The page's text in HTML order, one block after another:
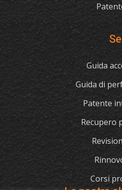
Guida
Guida di
Patente
Recupero
Corsi